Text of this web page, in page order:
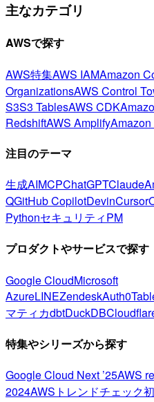
主なカテゴリ
AWSで探す
AWS特集AWS IAMAmazon
OrganizationsAWS Control
S3S3 TablesAWS CDK
RedshiftAWS Amplify
注目のテーマ
生成AIMCPChatGPTClaude
QGitHub CopilotDevinCursor
PythonセキュリティPM
プロダクトやサービスで探す
Google CloudMicrosoft
AzureLINEZendeskAuth0
マティカdbtDuckDB
特集やシリーズから探す
Google Cloud Next ’25AWS
2024AWSトレンドチェック